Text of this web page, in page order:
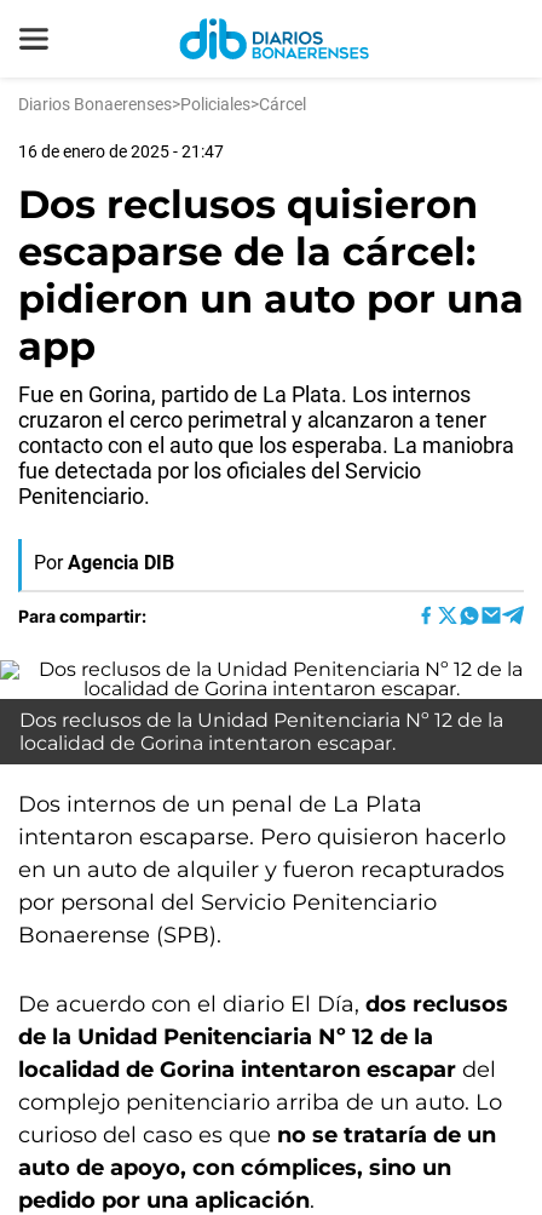
Diarios Bonaerenses>Policiales>Cárcel
16 de enero de 2025 - 21:47
Dos reclusos quisieron
escaparse de la cárcel:
pidieron un auto por una
app
Fue en Gorina, partido de La Plata. Los internos
cruzaron el cerco perimetral y alcanzaron a tener
contacto con el auto que los esperaba. La maniobra
fue detectada por los oficiales del Servicio
Penitenciario.
Por Agencia DIB
Para compartir:
Dos reclusos de la Unidad Penitenciaria Nº 12 de la
localidad de Gorina intentaron escapar.
Dos internos de un penal de La Plata
intentaron escaparse. Pero quisieron hacerlo
en un auto de alquiler y fueron recapturados
por personal del Servicio Penitenciario
Bonaerense (SPB).
De acuerdo con el diario El Día, dos reclusos
de la Unidad Penitenciaria Nº 12 de la
localidad de Gorina intentaron escapar del
complejo penitenciario arriba de un auto. Lo
curioso del caso es que no se trataría de un
auto de apoyo, con cómplices, sino un
pedido por una aplicación.